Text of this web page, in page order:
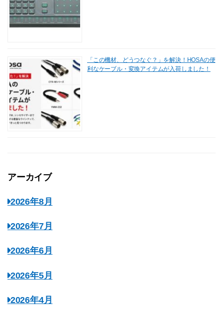
「この機材、どうつなぐ？」を解決！HOSAの便
利なケーブル・変換アイテムが入荷しました！
アーカイブ
2026年8月
2026年7月
2026年6月
2026年5月
2026年4月